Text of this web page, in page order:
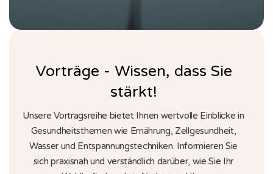
Vorträge - Wissen, dass Sie
stärkt!
Unsere Vortragsreihe bietet Ihnen wertvolle Einblicke in
Gesundheitsthemen wie Ernährung, Zellgesundheit,
Wasser und Entspannungstechniken. Informieren Sie
sich praxisnah und verständlich darüber, wie Sie Ihr